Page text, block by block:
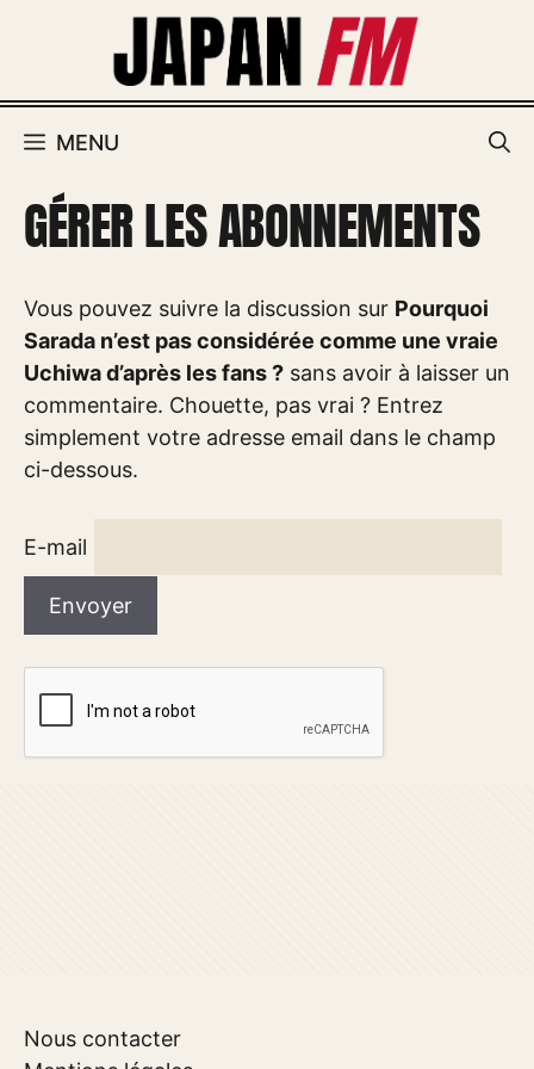
MENU
GÉRER LES ABONNEMENTS
Vous pouvez suivre la discussion sur Pourquoi
Sarada n’est pas considérée comme une vraie
Uchiwa d’après les fans ? sans avoir à laisser un
commentaire. Chouette, pas vrai ? Entrez
simplement votre adresse email dans le champ
ci-dessous.
E-mail
Nous contacter